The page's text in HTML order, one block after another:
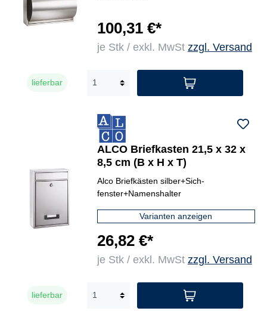
100,31 €*
je Stk / exkl. MwSt zzgl. Versand
lieferbar
ALCO Briefkasten 21,5 x 32 x
8,5 cm (B x H x T)
Alco Briefkästen silber+Sich-
fenster+Namenshalter
Varianten anzeigen
26,82 €*
je Stk / exkl. MwSt zzgl. Versand
lieferbar